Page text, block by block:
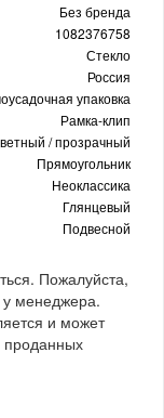
Без бренда
1082376758
Стекло
Россия
упаковка
Рамка-клип
/ прозрачный
Прямоугольник
Неоклассика
Глянцевый
Подвесной
Пожалуйста,
у менеджера.
и может
проданных